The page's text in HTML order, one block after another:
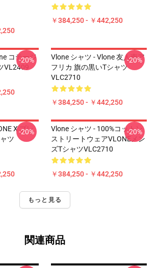
￥384,250 - ￥442,250
コテージ
-20%
Vlone シャツ - Vlone 友人南ア
フリカ 旗の黒いTシャツ
VLC2710
￥384,250 - ￥442,250
-20%
X プレ
ツ
-20%
Vlone シャツ - 100%コットン
ストリートウェアVLONEメン
ズTシャツVLC2710
￥384,250 - ￥442,250
-20%
もっと見る
関連商品